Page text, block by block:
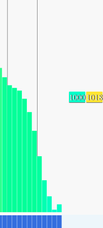
10001018